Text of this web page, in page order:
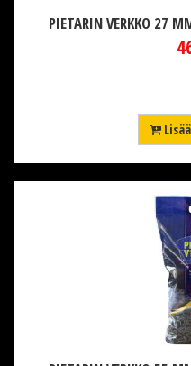
PIETARIN VERKKO 27